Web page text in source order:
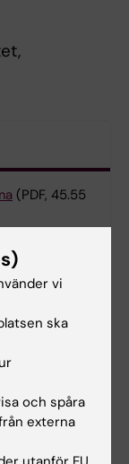
(PDF, 45.55
vi
ska
och spåra
externa